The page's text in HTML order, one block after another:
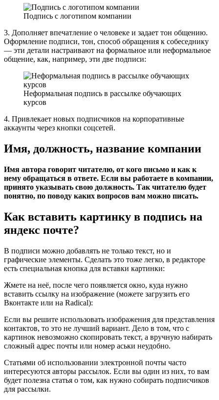
Подпись с логотипом компании
3. Дополняет впечатление о человеке и задает тон общению.
Оформление подписи, тон, способ обращения к собеседнику
— эти детали настраивают на формальное или неформальное
общение, как, например, эти две подписи:
Неформальная подпись в рассылке обучающих
курсов
4. Привлекает новых подписчиков на корпоративные
аккаунты через кнопки соцсетей.
Имя, должность, название компании
Имя автора говорит читателю, от кого письмо и как к
нему обращаться в ответе. Если вы работаете в компании,
принято указывать свою должность. Так читателю будет
понятно, по поводу каких вопросов вам можно писать.
Как вставить картинку в подпись на
яндекс почте?
В подписи можно добавлять не только текст, но и
графические элементы. Сделать это тоже легко, в редакторе
есть специальная кнопка для вставки картинки:
Жмете на неё, после чего появляется окно, куда нужно
вставить ссылку на изображение (можете загрузить его
Вконтакте или на Radical):
Если вы решите использовать изображения для представления
контактов, то это не лучший вариант. Дело в том, что с
картинок невозможно скопировать текст, а вручную набирать
сложный адрес почты или номер аськи неудобно.
Статьями об использовании электронной почты часто
интересуются авторы рассылок. Если вы один из них, то вам
будет полезна статья о том, как нужно собирать подписчиков
для рассылки.